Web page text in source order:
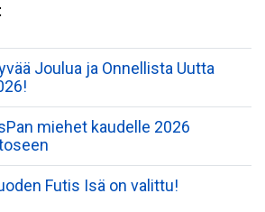
Joulua ja Onnellista Uutta
miehet kaudelle 2026
Futis Isä on valittu!